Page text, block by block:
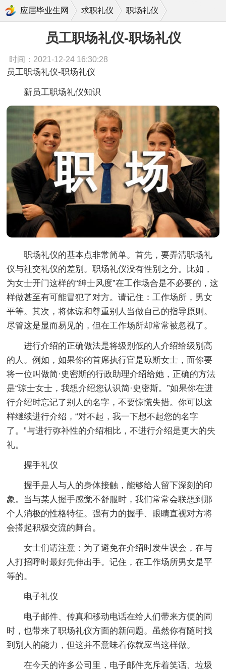
应届毕业生网 求职礼仪 职场礼仪
员工职场礼仪-职场礼仪
时间：2021-12-24 16:30:28
员工职场礼仪-职场礼仪
新员工职场礼仪知识
职场礼仪的基本点非常简单。首先，要弄清职场礼
仪与社交礼仪的差别。职场礼仪没有性别之分。比如，
为女士开门这样的“绅士风度”在工作场合是不必要的，这
样做甚至有可能冒犯了对方。请记住：工作场所，男女
平等。其次，将体谅和尊重别人当做自己的指导原则。
尽管这是显而易见的，但在工作场所却常常被忽视了。
进行介绍的正确做法是将级别低的人介绍给级别高
的人。例如，如果你的首席执行官是琼斯女士，而你要
将一位叫做简·史密斯的行政助理介绍给她，正确的方法
是“琼士女士，我想介绍您认识简·史密斯。”如果你在进
行介绍时忘记了别人的名字，不要惊慌失措。你可以这
样继续进行介绍，“对不起，我一下想不起您的名字
了。”与进行弥补性的介绍相比，不进行介绍是更大的失
礼。
握手礼仪
握手是人与人的身体接触，能够给人留下深刻的印
象。当与某人握手感觉不舒服时，我们常常会联想到那
个人消极的性格特征。强有力的握手、眼睛直视对方将
会搭起积极交流的舞台。
女士们请注意：为了避免在介绍时发生误会，在与
人打招呼时最好先伸出手。记住，在工作场所男女是平
等的。
电子礼仪
电子邮件、传真和移动电话在给人们带来方便的同
时，也带来了职场礼仪方面的新问题。虽然你有随时找
到别人的能力，但这并不意味着你就应当这样做。
在今天的许多公司里，电子邮件充斥着笑话、垃圾